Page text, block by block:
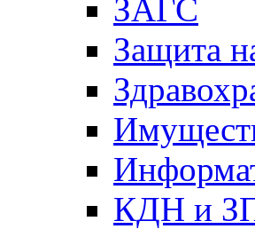
ЗАГС
Защита
КДН и